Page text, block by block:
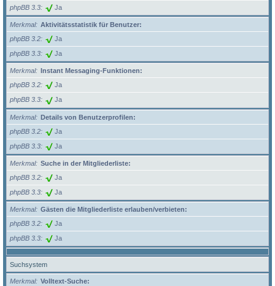
phpBB 3.3 Ja
Merkmal
Aktivitätsstatistik für Benutzer:
phpBB 3.2
Ja
phpBB 3.3 Ja
Merkmal
Instant Messaging-Funktionen:
phpBB 3.2
Ja
phpBB 3.3 Ja
Merkmal
Details von Benutzerprofilen:
phpBB 3.2
Ja
phpBB 3.3 Ja
Merkmal
Suche in der Mitgliederliste:
phpBB 3.2
Ja
phpBB 3.3 Ja
Merkmal
Gästen die Mitgliederliste erlauben/verbieten:
phpBB 3.2
Ja
phpBB 3.3 Ja
Suchsystem
Merkmal
Volltext-Suche: